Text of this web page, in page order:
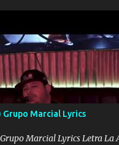
les voy a dar hasta
bien mi camino voy por mi
corre vuela no se me
ya tienen rato que me
no sé esperaron Al tiro
cargo al lado doy la mano al
pa abajo Y No me paran aquí
voy a dar hasta topar pues no
Grupo Marcial Lyrics
Marcial Lyrics Letra La